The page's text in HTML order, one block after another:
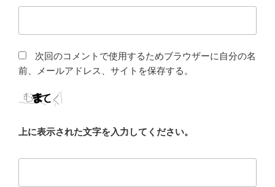
次回のコメントで使用するためブラウザーに自分の名
前、メールアドレス、サイトを保存する。
上に表示された文字を入力してください。